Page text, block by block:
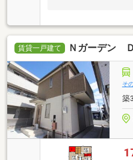
賃貸一戸建て Ｎガーデン
そ
築